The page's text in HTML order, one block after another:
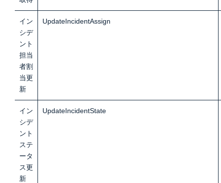
イン
シデ
ント
担当
者割
当更
新
UpdateIncidentAssign
イン
シデ
ント
ステ
ータ
ス更
新
UpdateIncidentState